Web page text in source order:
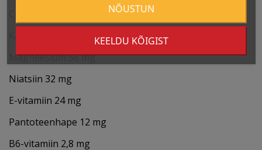
Magneesium 56 mg
Niatsiin 32 mg
E-vitamiin 24 mg
Pantoteenhape 12 mg
B6-vitamiin 2,8 mg
KEELDU KÕIGIST
NÕUSTUN